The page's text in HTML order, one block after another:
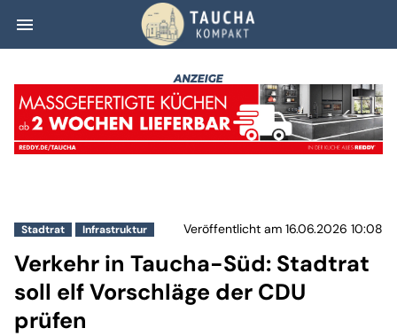
menu Verkehr in
Stadtrat Infrastruktur Veröffentlicht am 16.06.2026 10:08
Verkehr in Taucha-Süd: Stadtrat
soll elf Vorschläge der CDU
prüfen